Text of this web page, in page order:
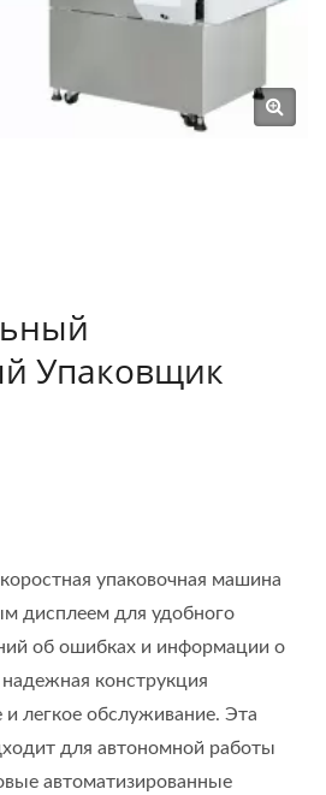
Упаковщик
упаковочная машина
дисплеем для удобного
об ошибках и информации о
конструкция
и легкое обслуживание. Эта
для автономной работы
автоматизированные